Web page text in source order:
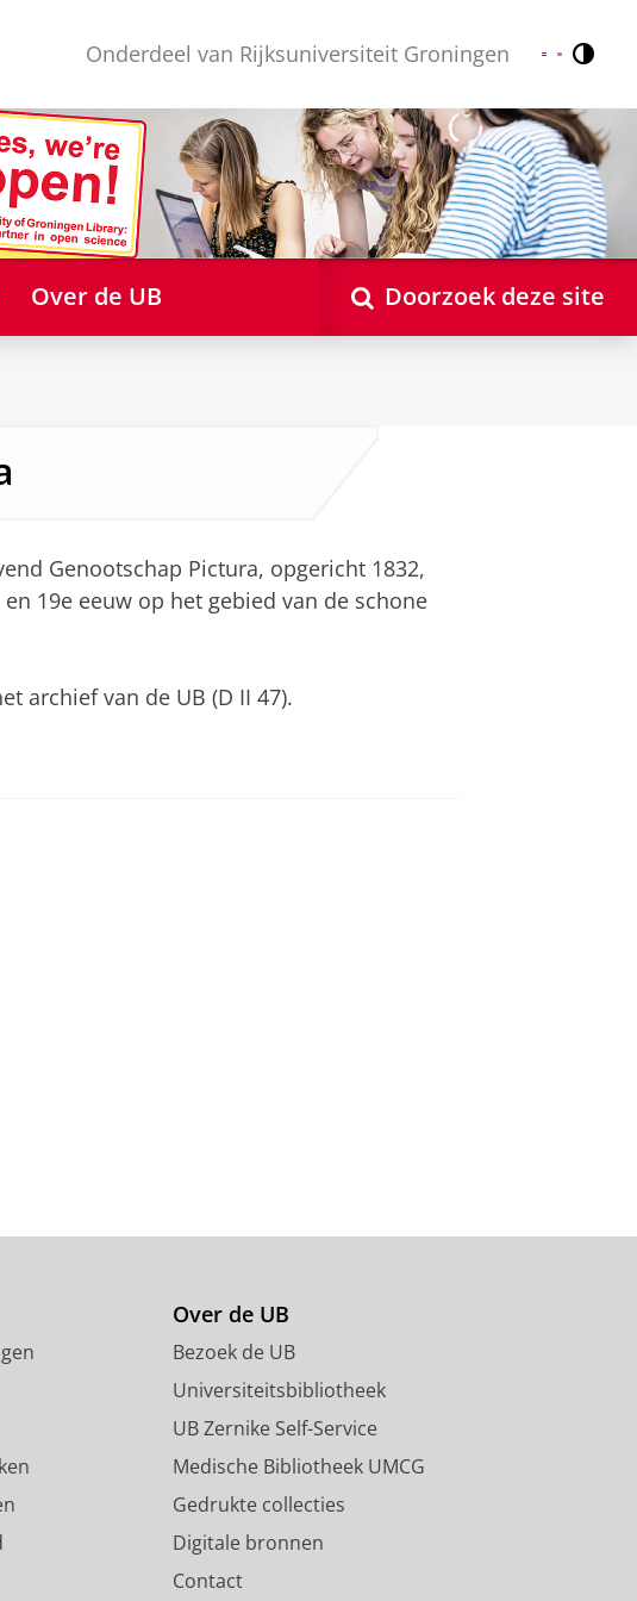
Onderdeel van Rijksuniversiteit Groningen Nederlands
English
Over de UB Doorzoek deze site
Genootschap Pictura, opgericht 1832,
19e eeuw op het gebied van de schone
archief van de UB (D II 47).
Over de UB
Bezoek de UB
Universiteitsbibliotheek
UB Zernike Self-Service
Medische Bibliotheek UMCG
Gedrukte collecties
Digitale bronnen
Contact